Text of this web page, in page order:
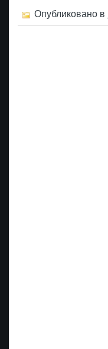
Опубликовано в